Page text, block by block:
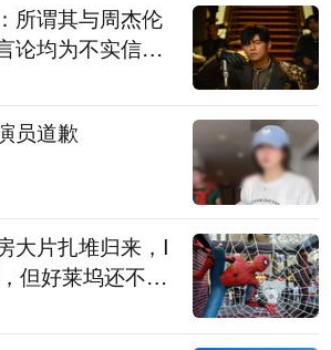
所谓其与周杰伦
论均为不实信
布不实信息的
员道歉
大片扎堆归来，I
但好莱坞还不